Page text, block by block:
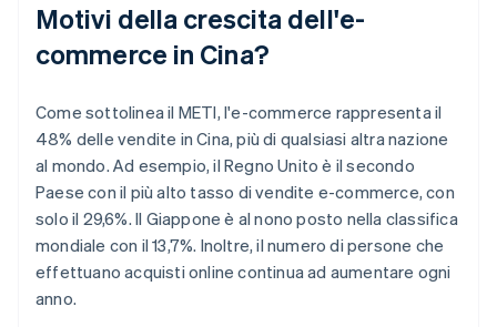
Motivi della crescita dell'e-
commerce in Cina?
Come sottolinea il METI, l'e-commerce rappresenta il
48% delle vendite in Cina, più di qualsiasi altra nazione
al mondo. Ad esempio, il Regno Unito è il secondo
Paese con il più alto tasso di vendite e-commerce, con
solo il 29,6%. Il Giappone è al nono posto nella classifica
mondiale con il 13,7%. Inoltre, il numero di persone che
effettuano acquisti online continua ad aumentare ogni
anno.